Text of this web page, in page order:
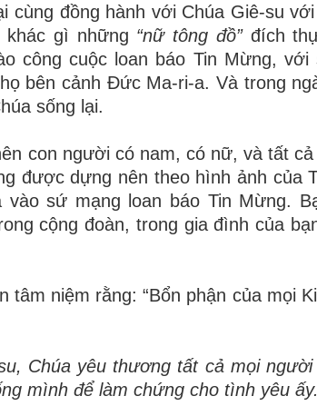
cùng đồng hành với Chúa Giê-su
gì những “nữ tông đồ” đích
công cuộc loan báo Tin Mừng,
bên cảnh Đức Ma-ri-a. Và trong
sống lại.
con người có nam, có nữ, và tất
được dựng nên theo hình ảnh của
sứ mạng loan báo Tin Mừng.
cộng đoàn, trong gia đình của
tâm niệm rằng: “Bổn phận của mọi
Chúa yêu thương tất cả mọi
mình để làm chứng cho tình yêu